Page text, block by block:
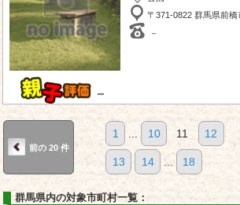
－
〒371-0822 群馬県前
－
前の 20 件
1 10 11 12
13 14 18
群馬県内の対象市町村一覧：